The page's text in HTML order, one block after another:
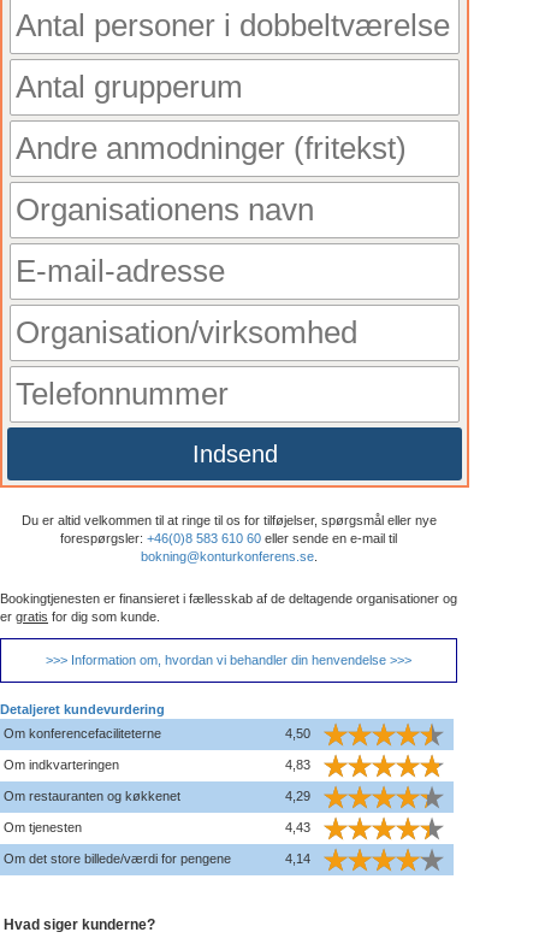
Indsend
Du er altid velkommen til at ringe til os for tilføjelser, spørgsmål eller nye
forespørgsler: +46(0)8 583 610 60 eller sende en e-mail til
bokning@konturkonferens.se.
Bookingtjenesten er finansieret i fællesskab af de deltagende organisationer og
er gratis for dig som kunde.
>>> Information om, hvordan vi behandler din henvendelse >>>
Detaljeret kundevurdering
Om konferencefaciliteterne
4,50
Om indkvarteringen 4,83
Om restauranten og køkkenet 4,29
Om tjenesten 4,43
Om det store billede/værdi for pengene 4,14
Hvad siger kunderne?